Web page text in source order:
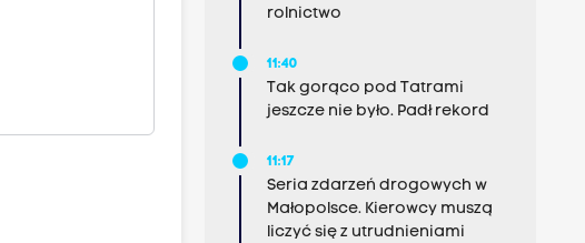
rolnictwo
11:40
Tak gorąco pod Tatrami
jeszcze nie było. Padł rekord
11:17
Seria zdarzeń drogowych w
Małopolsce. Kierowcy muszą
liczyć się z utrudnieniami